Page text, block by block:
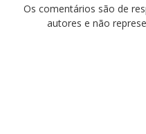
Os comentários são de
autores e não